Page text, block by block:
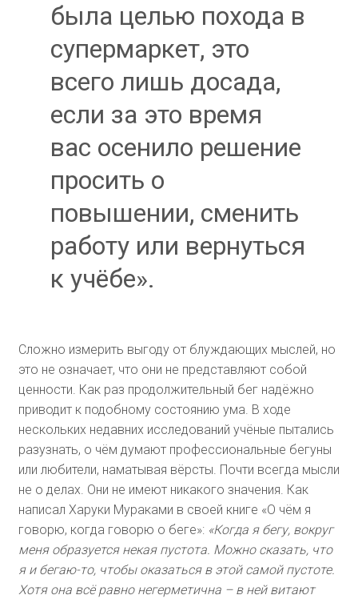
была целью похода в
супермаркет, это
всего лишь досада,
если за это время
вас осенило решение
просить о
повышении, сменить
работу или вернуться
к учёбе».
Сложно измерить выгоду от блуждающих мыслей, но
это не означает, что они не представляют собой
ценности. Как раз продолжительный бег надёжно
приводит к подобному состоянию ума. В ходе
нескольких недавних исследований учёные пытались
разузнать, о чём думают профессиональные бегуны
или любители, наматывая вёрсты. Почти всегда мысли
не о делах. Они не имеют никакого значения. Как
написал Харуки Мураками в своей книге «О чём я
говорю, когда говорю о беге»: «Когда я бегу, вокруг
меня образуется некая пустота. Можно сказать, что
я и бегаю-то, чтобы оказаться в этой самой пустоте.
Хотя она всё равно негерметична – в ней витают